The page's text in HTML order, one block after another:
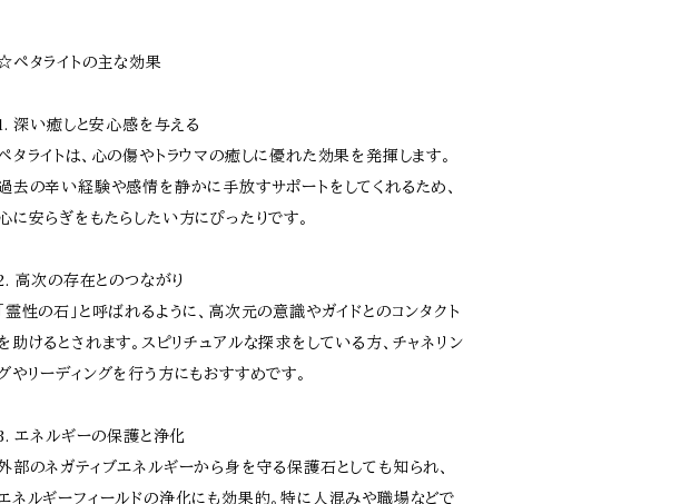
ペタライトの主な効果
深い癒しと安心感を与える
タライトは、心の傷やトラウマの癒しに優れた効果を発揮します。
去の辛い経験や感情を静かに手放すサポートをしてくれるため、
に安らぎをもたらしたい方にぴったりです。
高次の存在とのつながり
「霊性の石」と呼ばれるように、高次元の意識やガイドとのコンタクト
を助けるとされます。スピリチュアルな探求をしている方、チャネリン
やリーディングを行う方にもおすすめです。
エネルギーの保護と浄化
部のネガティブエネルギーから身を守る保護石としても知られ、
ネルギーフィールドの浄化にも効果的。特に人混みや職場などで